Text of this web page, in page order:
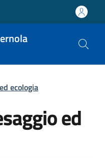
ecologia
ed